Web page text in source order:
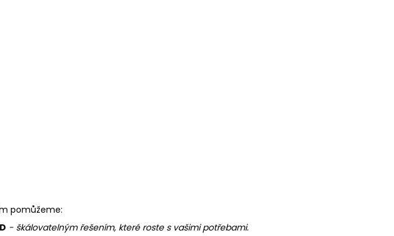
pomůžeme:
- škálovatelným řešením, které roste s vašimi potřebami.